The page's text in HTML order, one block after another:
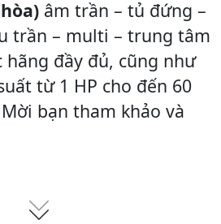
âm trần – tủ đứng –
trần – multi – trung tâm
hãng đầy đủ, cũng như
từ 1 HP cho đến 60
bạn tham khảo và